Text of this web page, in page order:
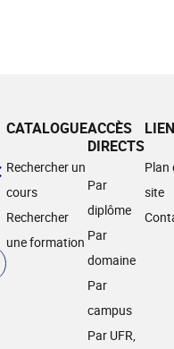
CATALOGUE
Rechercher un
cours
Rechercher
une formation
ACCÈS
DIRECTS
Par
diplôme
Par
domaine
Par
campus
Par UFR,
Plan
site